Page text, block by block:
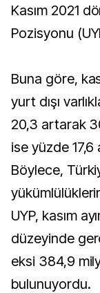
Kasım 2021
Pozisyonu
Buna göre,
yurt dışı
20,3 artarak
ise yüzde
Böylece,
UYP, kasım
düzeyinde
eksi 384,9
bulunuyordu.